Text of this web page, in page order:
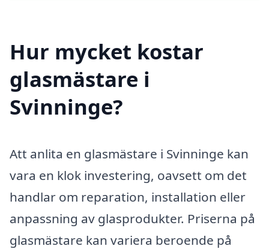
Hur mycket kostar
glasmästare i
Svinninge?
Att anlita en glasmästare i Svinninge kan
vara en klok investering, oavsett om det
handlar om reparation, installation eller
anpassning av glasprodukter. Priserna på
glasmästare kan variera beroende på